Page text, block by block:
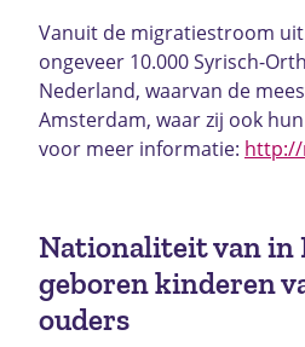
Vanuit de migratiestroom uit
ongeveer 10.000 Syrisch-
Nederland, waarvan de
Amsterdam, waar zij ook
voor meer informatie: http://
Nationaliteit van in
geboren kinderen
ouders